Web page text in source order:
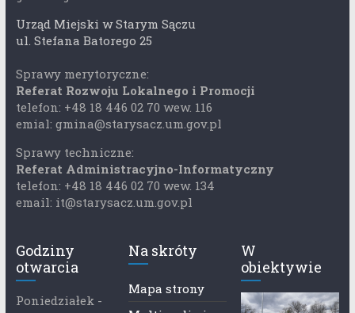
Urząd Miejski w Starym Sączu
ul. Stefana Batorego 25
Sprawy merytoryczne:
Referat Rozwoju Lokalnego i Promocji
telefon: +48 18 446 02 70 wew. 116
emial: gmina@starysacz.um.gov.pl
Sprawy techniczne:
Referat Administracyjno-Informatyczny
telefon: +48 18 446 02 70 wew. 134
email: it@starysacz.um.gov.pl
Godziny
otwarcia
Poniedziałek -
Na skróty
Mapa strony
W
obiektywie